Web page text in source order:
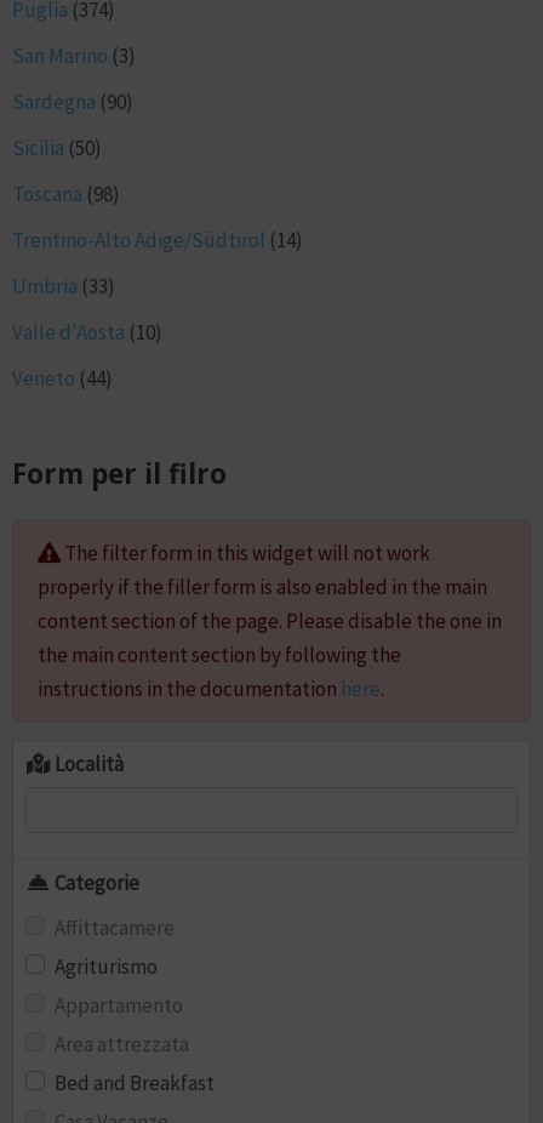
Puglia (374)
San Marino (3)
Sardegna (90)
Sicilia (50)
Toscana (98)
Trentino-Alto Adige/Südtirol (14)
Umbria (33)
Valle d'Aosta (10)
Veneto (44)
Form per il filro
The filter form in this widget will not work
properly if the filler form is also enabled in the main
content section of the page. Please disable the one in
the main content section by following the
instructions in the documentation here.
Località
Categorie
Affittacamere
Agriturismo
Appartamento
Area attrezzata
Bed and Breakfast